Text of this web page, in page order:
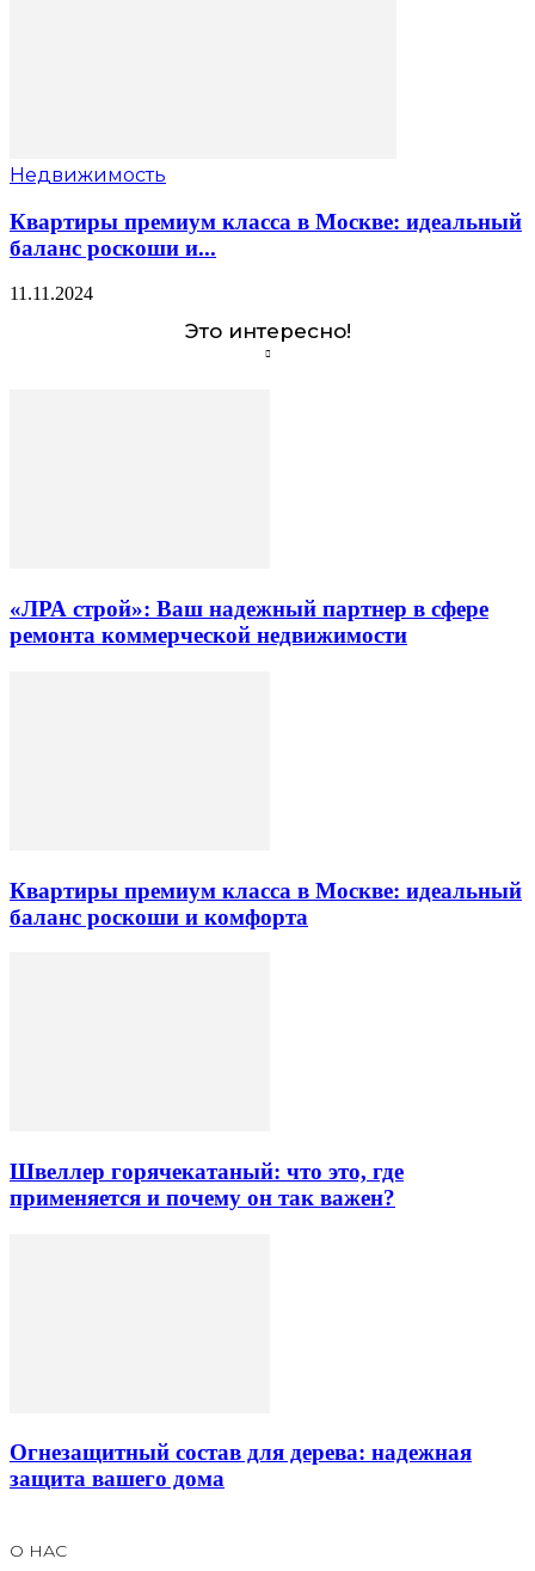
Недвижимость
Квартиры премиум класса в Москве: идеальный
баланс роскоши и...
11.11.2024
Это интересно!
«ЛРА строй»: Ваш надежный партнер в сфере
ремонта коммерческой недвижимости
Квартиры премиум класса в Москве: идеальный
баланс роскоши и комфорта
Швеллер горячекатаный: что это, где
применяется и почему он так важен?
Огнезащитный состав для дерева: надежная
защита вашего дома
О НАС